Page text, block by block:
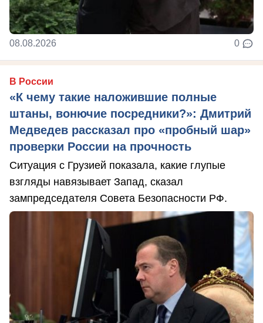
08.08.2026 0
В России
«К чему такие наложившие полные
штаны, вонючие посредники?»: Дмитрий
Медведев рассказал про «пробный шар»
проверки России на прочность
Ситуация с Грузией показала, какие глупые
взгляды навязывает Запад, сказал
зампредседателя Совета Безопасности РФ.